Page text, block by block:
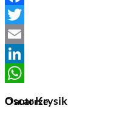
Facebook
Twitter
Email
LinkedIn
O autorze
Oscar Krysik